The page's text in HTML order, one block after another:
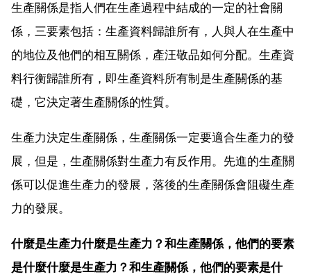
生產關係是指人們在生產過程中結成的一定的社會關
係，三要素包括：生產資料歸誰所有，人與人在生產中
的地位及他們的相互關係，產汪敬品如何分配。生產資
料行衡歸誰所有，即生產資料所有制是生產關係的基
礎，它決定著生產關係的性質。
生產力決定生產關係，生產關係一定要適合生產力的發
展，但是，生產關係對生產力有反作用。先進的生產關
係可以促進生產力的發展，落後的生產關係會阻礙生產
力的發展。
什麼是生產力什麼是生產力？和生產關係，他們的要素
是什麼什麼是生產力？和生產關係，他們的要素是什